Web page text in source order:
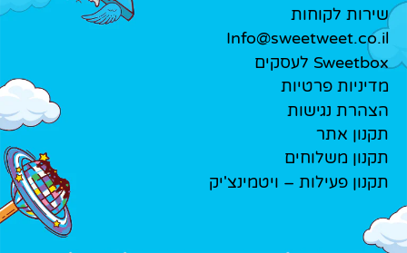
שירות לקוחות
Info@sweetweet.co.il
Sweetbox לעסקים
מדיניות פרטיות
הצהרת נגישות
תקנון אתר
תקנון משלוחים
תקנון פעילות – ויטמינצ'יק